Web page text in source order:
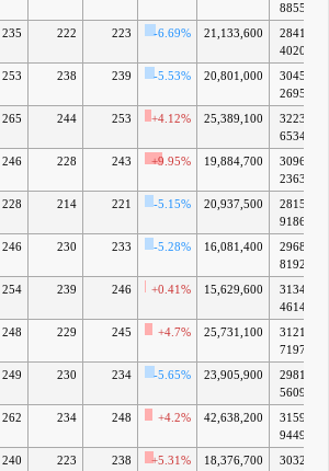
8855万
235 222 223 -6.69% 21,133,600
2841億
4020万
253 238 239 -5.53% 20,801,000
3045億
2695万
265 244 253 +4.12% 25,389,100
3223億
6534万
246 228 243 +9.95% 19,884,700
3096億
2363万
228 214 221 -5.15% 20,937,500
2815億
9186万
246 230 233 -5.28% 16,081,400
2968億
8192万
254 239 246 +0.41% 15,629,600
3134億
4614万
248 229 245 +4.7% 25,731,100
3121億
7197万
249 230 234 -5.65% 23,905,900
2981億
5609万
262 234 248 +4.2% 42,638,200
3159億
9449万
240 223 238 +5.31% 18,376,700
3032億